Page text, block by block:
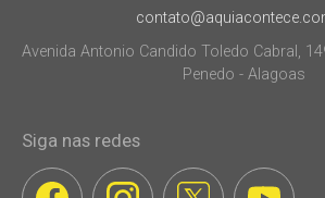
Avenida Antonio Candido Toledo Cabral,
Penedo - Alagoas
Siga nas redes